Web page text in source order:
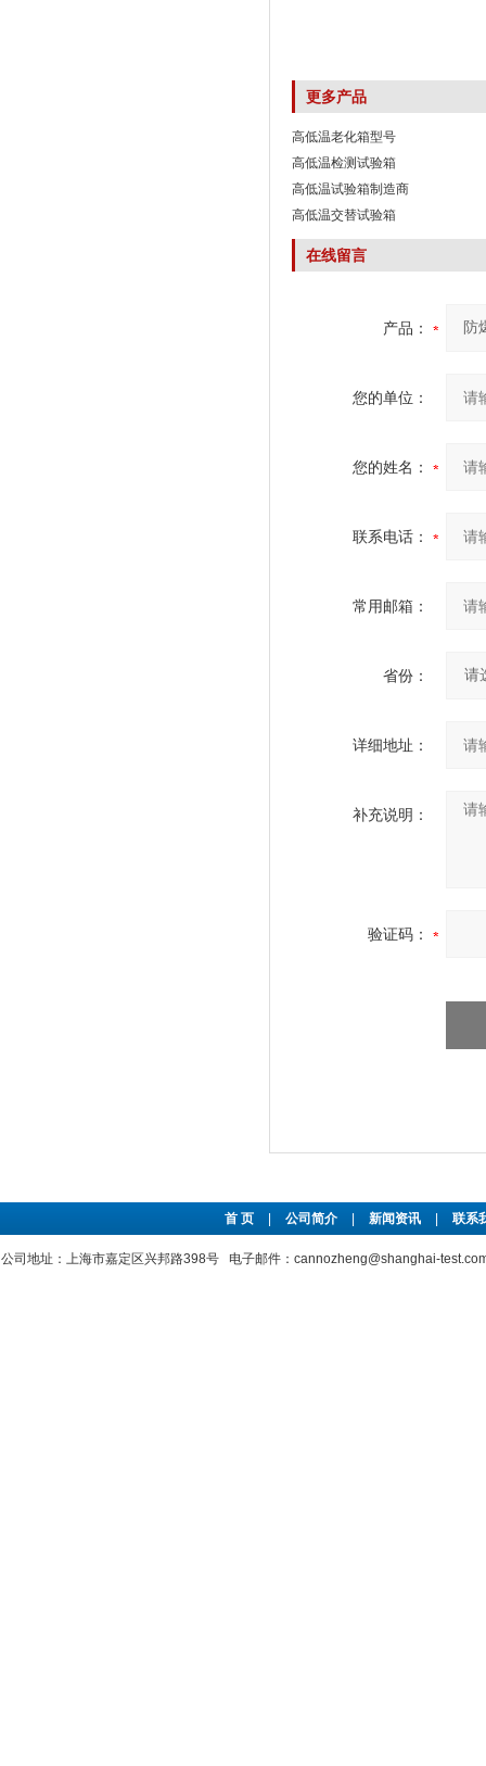
更多产品
高低温老化箱型号
高低温检测试验箱
高低温试验箱制造商
高低温交替试验箱
在线留言
产品：
您的单位：
您的姓名：
联系电话：
常用邮箱：
省份：
详细地址：
补充说明：
验证码：
首 页 公司简介 新闻资讯 联系
公司地址：上海市嘉定区兴邦路398号 电子邮件：cannozheng@shanghai-